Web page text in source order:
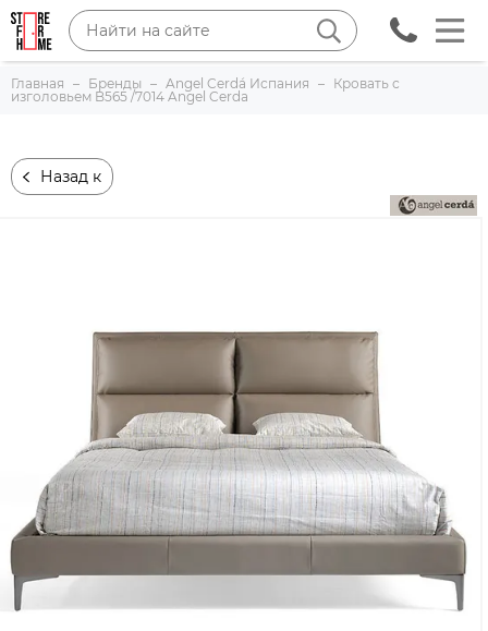
Главная Бренды Angel Cerdá Испания
Кровать с
изголовьем B565 /7014 Angel Cerda
Назад к